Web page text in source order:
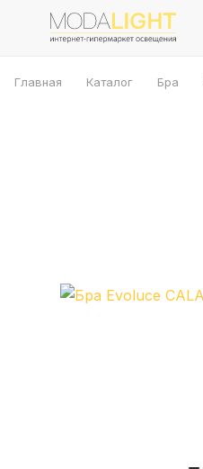
Главная Каталог Бра